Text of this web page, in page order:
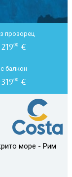
море - Рим
прозорец
21900 €
с балкон
31900 €